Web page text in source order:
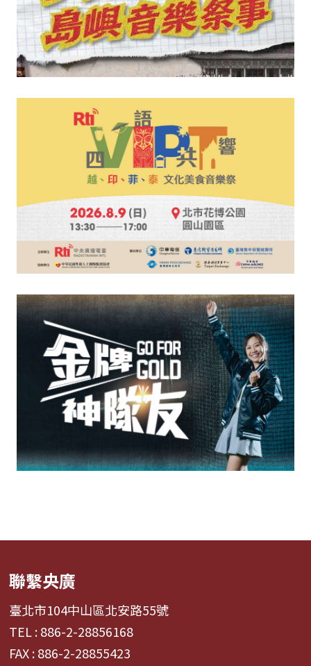
聯繫央廣
臺北市104中山區北安路55號
TEL : 886-2-28856168
FAX : 886-2-28855423